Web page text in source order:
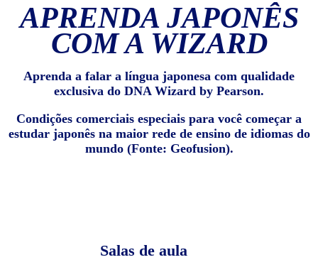
APRENDA JAPONÊS
COM A WIZARD
Aprenda a falar a língua japonesa com qualidade
exclusiva do DNA Wizard by Pearson.
Condições comerciais especiais para você começar a
estudar japonês na maior rede de ensino de idiomas do
mundo (Fonte: Geofusion).
Salas de aula